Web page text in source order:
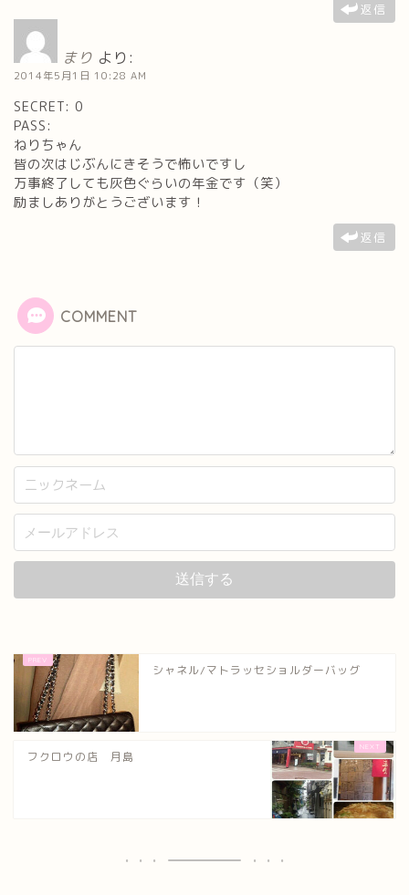
返信
まり より:
2014年5月1日 10:28 AM
SECRET: 0
PASS:
ねりちゃん
皆の次はじぶんにきそうで怖いですし
万事終了しても灰色ぐらいの年金です（笑）
励ましありがとうございます！
返信
COMMENT
シャネル/マトラッセショルダーバッグ
フクロウの店 月島